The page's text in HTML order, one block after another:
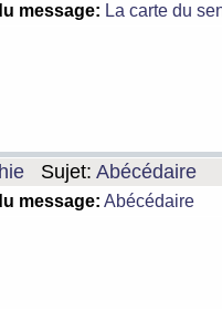
message: La carte du
Sujet: Abécédaire
message: Abécédaire